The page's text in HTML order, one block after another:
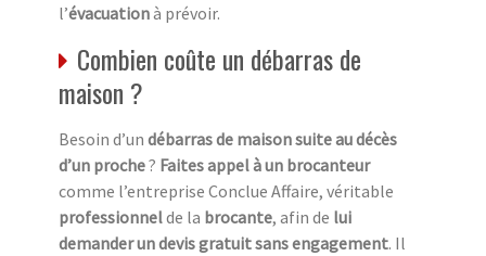
l’évacuationà prévoir.
Combien coûte un débarras de
maison ?
Besoin d’un débarras de maison suite au décès
d’un proche? Faites appel à un brocanteur
comme l’entreprise Conclue Affaire, véritable
professionnelde la brocante, afin de lui
demander un devis gratuit sans engagement. Il